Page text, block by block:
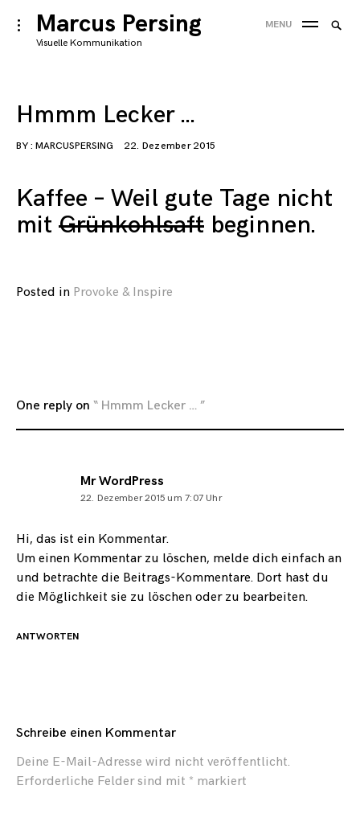
Skip
to
Marcus Persing
Visuelle Kommunikation
toggle
open/close
MENU
Hmmm Lecker …
BY : MARCUSPERSING 22. Dezember 2015
Kaffee – Weil gute Tage nicht
mit Grünkohlsaft beginnen.
Posted in Provoke & Inspire
One reply on “ Hmmm Lecker … ”
Mr WordPress
22. Dezember 2015 um 7:07 Uhr
Hi, das ist ein Kommentar.
Um einen Kommentar zu löschen, melde dich einfach an
und betrachte die Beitrags-Kommentare. Dort hast du
die Möglichkeit sie zu löschen oder zu bearbeiten.
ANTWORTEN
Schreibe einen Kommentar
Deine E-Mail-Adresse wird nicht veröffentlicht.
Erforderliche Felder sind mit * markiert